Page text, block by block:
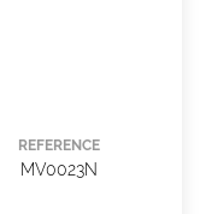
REFERENCE
MV0023N